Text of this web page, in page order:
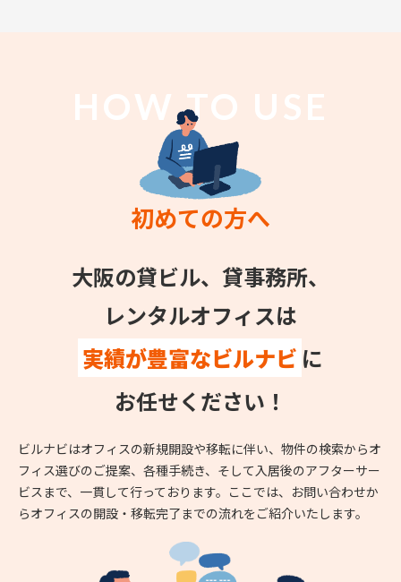
HOW TO USE
初めての方へ
大阪の貸ビル、貸事務所、
レンタルオフィスは
実績が豊富なビルナビ に
お任せください！
ビルナビはオフィスの新規開設や移転に伴い、物件の検索からオ
フィス選びのご提案、各種手続き、そして入居後のアフターサー
ビスまで、一貫して行っております。ここでは、お問い合わせか
らオフィスの開設・移転完了までの流れをご紹介いたします。